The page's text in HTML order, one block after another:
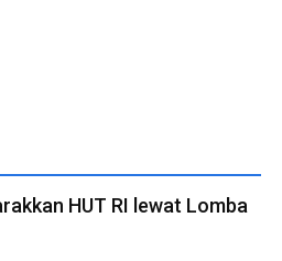
HUT RI lewat Lomba